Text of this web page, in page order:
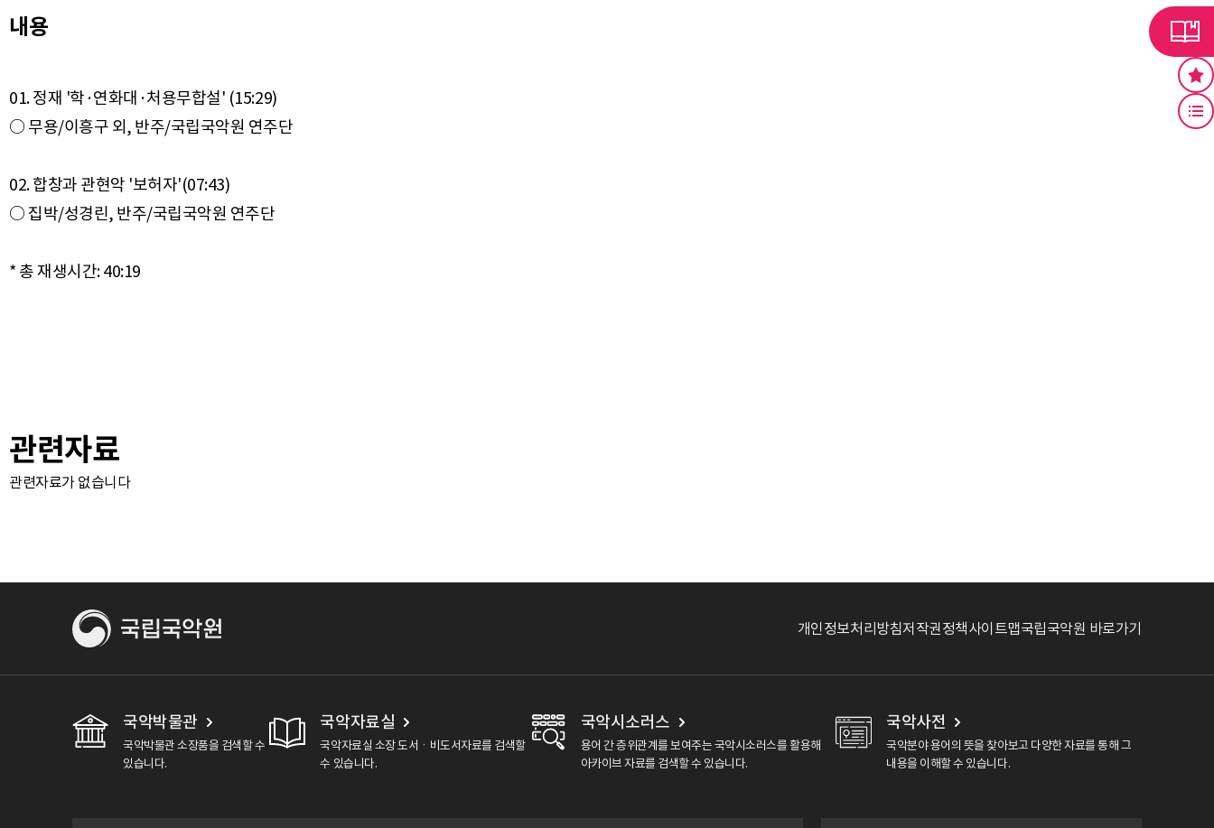
내용
01. 정재 '학·연화대·처용무합설' (15:29)
○ 무용/이흥구 외, 반주/국립국악원 연주단
02. 합창과 관현악 '보허자'(07:43)
○ 집박/성경린, 반주/국립국악원 연주단
관련자료
관련자료가 없습니다
개인정보처리방침저작권정책사이트맵국립국악원 바로가기
국악박물관
국악박물관 소장품을 검색할 수
있습니다.
국악자료실
국악자료실 소장 도서ㆍ비도서자료를 검색할
수 있습니다.
국악시소러스
용어 간 층위관계를 보여주는 국악시소러스를 활용해
아카이브 자료를 검색할 수 있습니다.
국악사전
국악분야 용어의 뜻을 찾아보고 다양한 자료를 통해 그
내용을 이해할 수 있습니다.